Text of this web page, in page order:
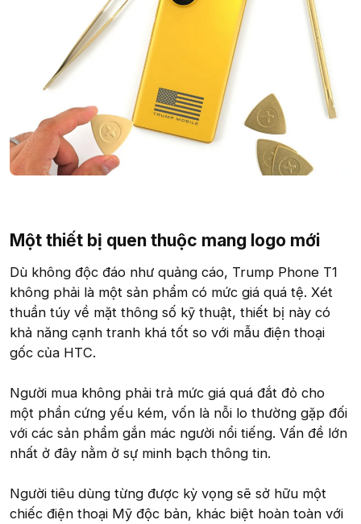
Một thiết bị quen thuộc mang logo mới​
Dù không độc đáo như quảng cáo, Trump Phone T1
không phải là một sản phẩm có mức giá quá tệ. Xét
thuần túy về mặt thông số kỹ thuật, thiết bị này có
khả năng cạnh tranh khá tốt so với mẫu điện thoại
gốc của HTC.
Người mua không phải trả mức giá quá đắt đỏ cho
một phần cứng yếu kém, vốn là nỗi lo thường gặp đối
với các sản phẩm gắn mác người nổi tiếng. Vấn đề lớn
nhất ở đây nằm ở sự minh bạch thông tin.
Người tiêu dùng từng được kỳ vọng sẽ sở hữu một
chiếc điện thoại Mỹ độc bản, khác biệt hoàn toàn với